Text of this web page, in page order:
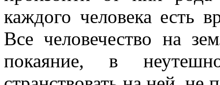
каждого человека есть
Все человечество на
покаяние, в